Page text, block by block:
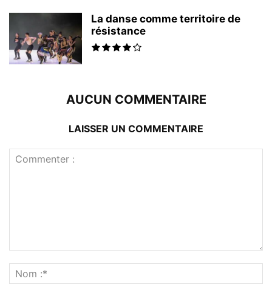
La danse comme territoire de
résistance
AUCUN COMMENTAIRE
LAISSER UN COMMENTAIRE